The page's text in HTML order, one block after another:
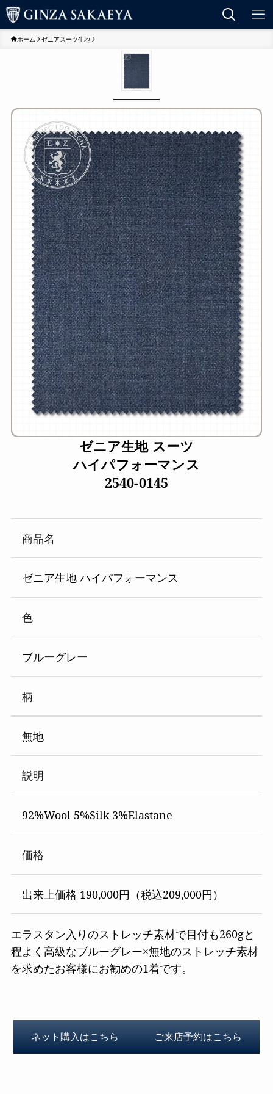
ホーム ゼニアスーツ生地
ゼニア生地 スーツ
ハイパフォーマンス
2540-0145
商品名
ゼニア生地 ハイパフォーマンス
色
ブルーグレー
柄
無地
説明
92%Wool 5%Silk 3%Elastane
価格
出来上価格 190,000円（税込209,000円）
エラスタン入りのストレッチ素材で目付も260gと
程よく高級なブルーグレー×無地のストレッチ素材
を求めたお客様にお勧めの1着です。
ネット購入はこちら ご来店予約はこちら